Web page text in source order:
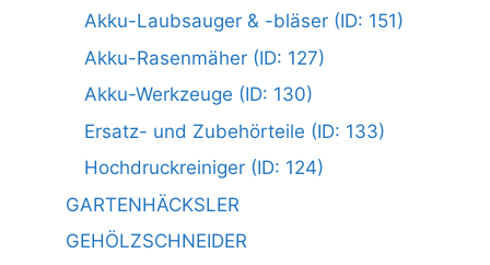
Akku-Laubsauger & -bläser (ID: 151)
Akku-Rasenmäher (ID: 127)
Akku-Werkzeuge (ID: 130)
Ersatz- und Zubehörteile (ID: 133)
Hochdruckreiniger (ID: 124)
GARTENHÄCKSLER
GEHÖLZSCHNEIDER